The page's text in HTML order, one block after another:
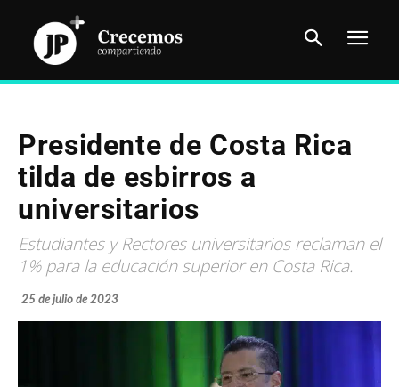
Presidente de Costa Rica
tilda de esbirros a
universitarios
Estudiantes y Rectores universitarios reclaman el
1% para la educación superior en Costa Rica.
25 de julio de 2023